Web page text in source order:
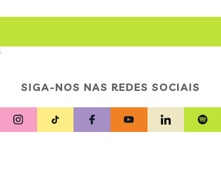
;
SIGA-NOS NAS REDES SOCIAIS